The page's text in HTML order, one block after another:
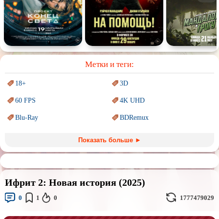
Спектакль Сказка Немое кино Для взрослых
Метки и теги:
18+ 3D
60 FPS 4K UHD
Blu-Ray BDRemux
Sci-Fi (Научнаяфантастика) Trash (трэш) movies
Авангард иСюрреализм Ангелы и Демоны
Аниме Антиутопия
Врачи
Показать больше ►
Ифрит 2: Новая история (2025)
0 1 0 1777479029